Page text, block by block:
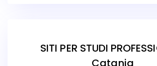
SITI PER STUDI
Catania